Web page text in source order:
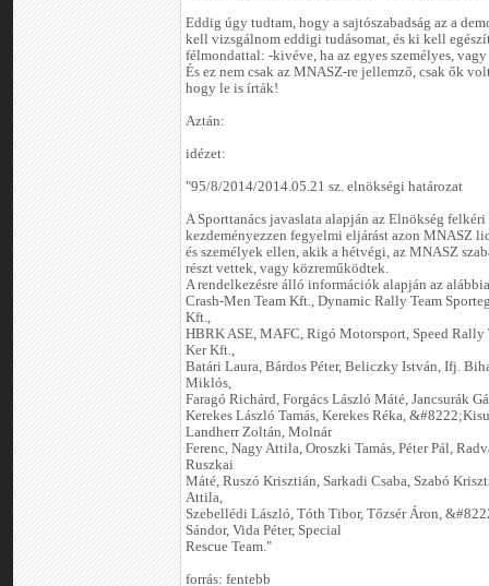
Eddig úgy tudtam, hogy a sajtószabadság az a
kell vizsgálnom eddigi tudásomat, és ki kell
félmondattal: -kivéve, ha az egyes személyes,
És ez nem csak az MNASZ-re jellemző, csak ők
hogy le is írták!
Aztán:
idézet:
"95/8/2014/2014.05.21 sz. elnökségi határozat
A Sporttanács javaslata alapján az Elnökség
kezdeményezzen fegyelmi eljárást azon MNASZ
és személyek ellen, akik a hétvégi, az MNASZ
részt vettek, vagy közreműködtek.
A rendelkezésre álló információk alapján az
Crash-Men Team Kft., Dynamic Rally Team
Kft.,
HBRK ASE, MAFC, Rigó Motorsport, Speed Rally
Ker Kft.,
Batári Laura, Bárdos Péter, Beliczky István, Ifj.
Miklós,
Faragó Richárd, Forgács László Máté, Jancsurák
Kerekes László Tamás, Kerekes Réka,
Landherr Zoltán, Molnár
Ferenc, Nagy Attila, Oroszki Tamás, Péter Pál,
Ruszkai
Máté, Ruszó Krisztián, Sarkadi Csaba, Szabó
Attila,
Szebellédi László, Tóth Tibor, Tőzsér Áron,
Sándor, Vida Péter, Special
Rescue Team."
forrás: fentebb